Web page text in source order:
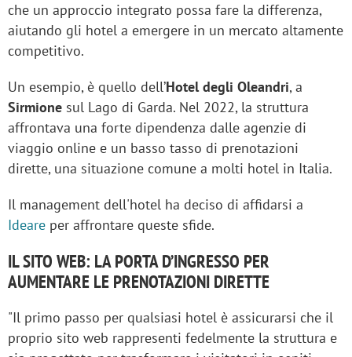
che un approccio integrato possa fare la differenza,
aiutando gli hotel a emergere in un mercato altamente
competitivo.
Un esempio, è quello dell’Hotel degli Oleandri, a
Sirmione sul Lago di Garda. Nel 2022, la struttura
affrontava una forte dipendenza dalle agenzie di
viaggio online e un basso tasso di prenotazioni
dirette, una situazione comune a molti hotel in Italia.
Il management dell'hotel ha deciso di affidarsi a
Ideare per affrontare queste sfide.
IL SITO WEB: LA PORTA D’INGRESSO PER
AUMENTARE LE PRENOTAZIONI DIRETTE
"Il primo passo per qualsiasi hotel è assicurarsi che il
proprio sito web rappresenti fedelmente la struttura e